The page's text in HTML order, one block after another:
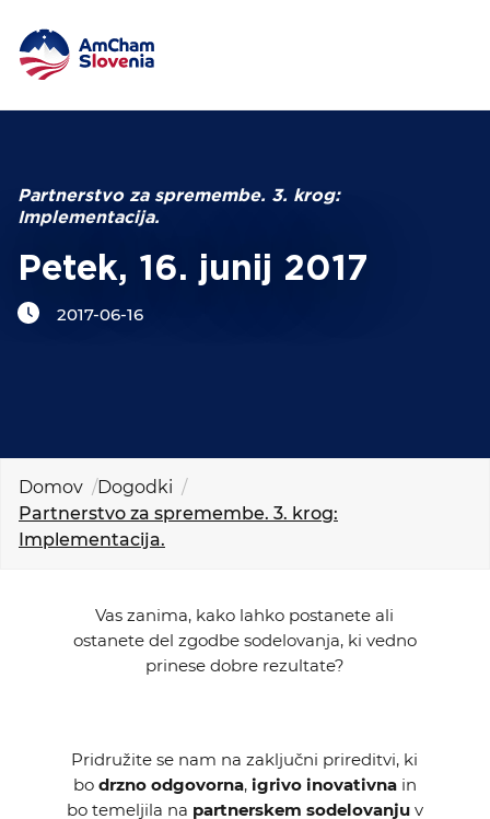
ZAGOVORNIŠTVO
AmChamYOUNG
MEDNARODNO SODELOVANJE
KOLEDAR DOGODKOV
KONTAKT
Želimo postati član
Partnerstvo za spremembe. 3. krog:
Implementacija.
Petek, 16. junij 2017
2017-06-16
Domov
Dogodki
Partnerstvo za spremembe. 3. krog:
Implementacija.
Vas zanima, kako lahko postanete ali
ostanete del zgodbe sodelovanja, ki vedno
prinese dobre rezultate?
Pridružite se nam na zaključni prireditvi, ki
bo drzno odgovorna, igrivo inovativnain
bo temeljila na partnerskem sodelovanjuv